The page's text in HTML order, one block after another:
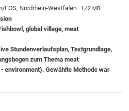
FOS, Nordrhein-Westfalen 1,42 MB
global village, meat
Stundenverlaufsplan, Textgrundlage,
zum Thema meat
environment). Gewählte Methode war